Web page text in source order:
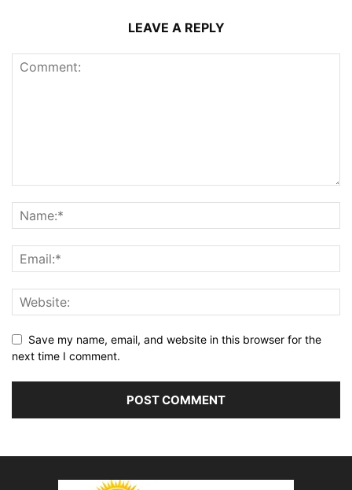
LEAVE A REPLY
Save my name, email, and website in this browser for the
next time I comment.